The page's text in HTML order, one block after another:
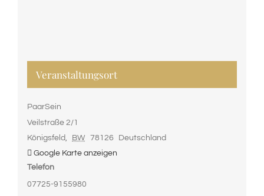
Veranstaltungsort
PaarSein
Veilstraße 2/1
Königsfeld, BW 78126
Deutschland
Google Karte anzeigen
Telefon
07725-9155980